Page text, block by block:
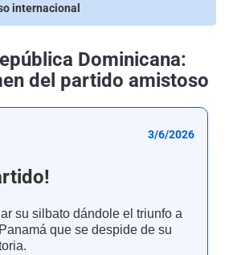
internacional
Dominicana:
del partido amistoso
3/6/2026
su silbato dándole el triunfo a
que se despide de su